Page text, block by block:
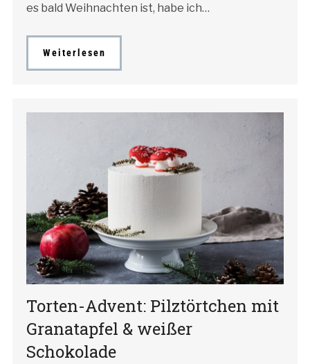
es bald Weihnachten ist, habe ich…
Weiterlesen
Torten-Advent: Pilztörtchen mit
Granatapfel & weißer
Schokolade